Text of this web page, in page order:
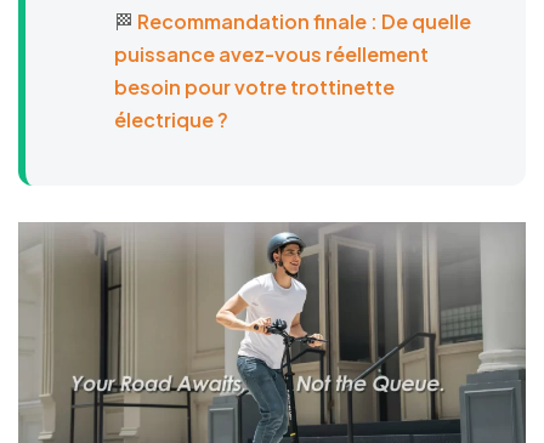
🏁 Recommandation finale : De quelle
puissance avez-vous réellement
besoin pour votre trottinette
électrique ?